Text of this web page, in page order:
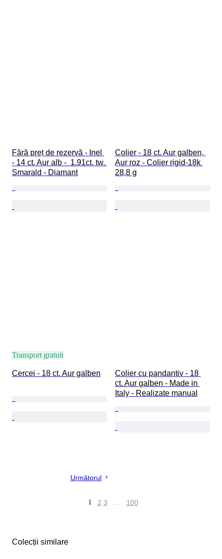
Fără preț de rezervă - Inel
- 14 ct. Aur alb -  1.91ct. tw.
Smarald - Diamant
Colier - 18 ct. Aur galben,
Aur roz - Colier rigid-18k
28,8 g
Transport gratuit
Cercei - 18 ct. Aur galben
Colier cu pandantiv - 18
ct. Aur galben - Made in
Italy - Realizate manual
Următorul
1 2 3 … 100
Colecții similare